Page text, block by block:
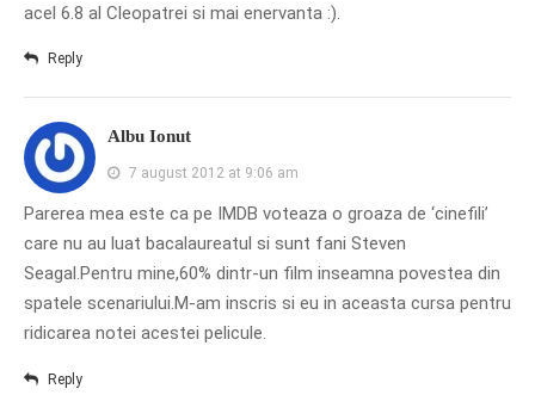
acel 6.8 al Cleopatrei si mai enervanta :).
Reply
Albu Ionut
7 august 2012 at 9:06 am
Parerea mea este ca pe IMDB voteaza o groaza de ‘cinefili’
care nu au luat bacalaureatul si sunt fani Steven
Seagal.Pentru mine,60% dintr-un film inseamna povestea din
spatele scenariului.M-am inscris si eu in aceasta cursa pentru
ridicarea notei acestei pelicule.
Reply